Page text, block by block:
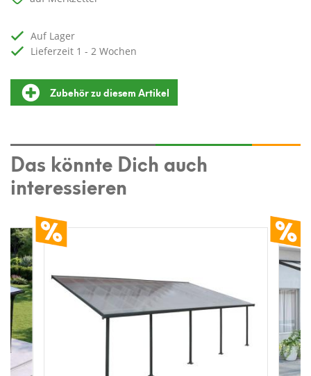
auf Lager
Lieferzeit 1 - 2 Wochen
Zubehör zu diesem Artikel
Das könnte Dich auch
interessieren